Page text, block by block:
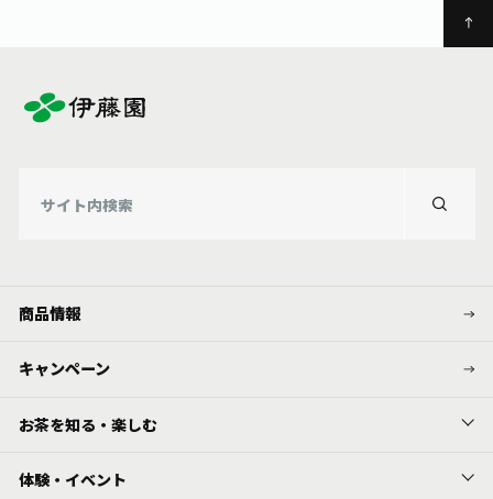
商品情報
キャンペーン
お茶を知る・楽しむ
体験・イベント